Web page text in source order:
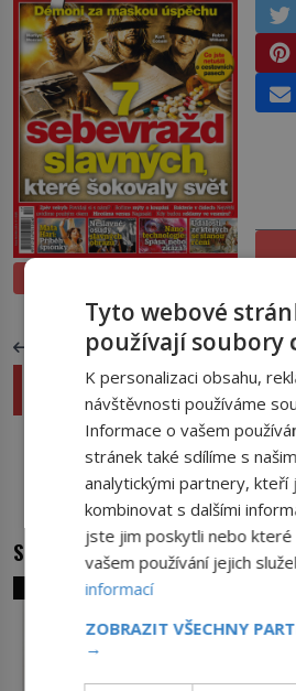
PŘEDCHOZÍ ČLÁNEK
16. ročník programu L’Oréal-
ve vědě byl zahájen
Byla smrt Ludvíka II
SOUVISEJÍCÍ ČLÁNKY
SVĚT ZLOČINU
Tyto webové
používají soubory
K personalizaci obsahu,
návštěvnosti používáme
Informace o vašem
stránek také sdílíme s
analytickými partnery, kteří
kombinovat s dalšími
jste jim poskytli nebo které
vašem používání jejich
informací
ZOBRAZIT VŠECHNY
→